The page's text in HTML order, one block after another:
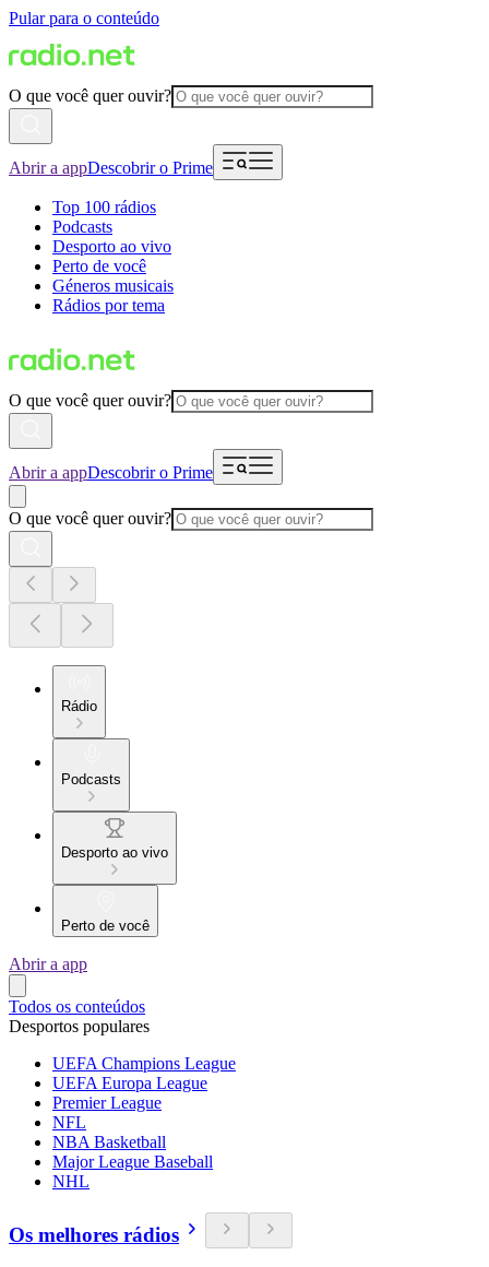
Pular para o conteúdo
O que você quer ouvir?
Abrir a appDescobrir o Prime
Top 100 rádios
Podcasts
Desporto ao vivo
Perto de você
Géneros musicais
Rádios por tema
O que você quer ouvir?
Abrir a appDescobrir o Prime
O que você quer ouvir?
Rádio
Podcasts
Desporto ao vivo
Perto de você
Abrir a app
Todos os conteúdos
Desportos populares
UEFA Champions League
UEFA Europa League
Premier League
NFL
NBA Basketball
Major League Baseball
NHL
Os melhores rádios